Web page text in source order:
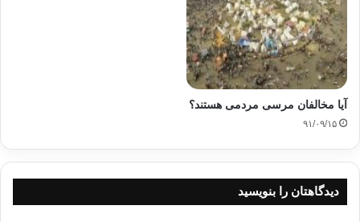
آیا مخالفان مرسی مردمی هستند؟
۹۱/۰۹/۱۵
دیدگاهتان را بنویسید